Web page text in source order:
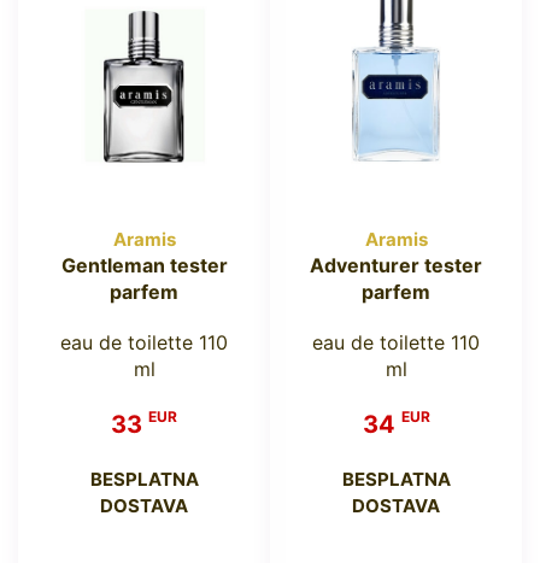
Aramis
Gentleman tester
parfem
eau de toilette 110
ml
33 EUR
BESPLATNA
DOSTAVA
Aramis
Adventurer tester
parfem
eau de toilette 110
ml
34 EUR
BESPLATNA
DOSTAVA